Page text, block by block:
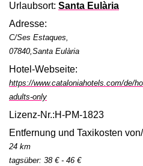
Urlaubsort: Santa Eulària
Adresse:
C/Ses Estaques,
07840,Santa Eulària
Hotel-Webseite:
https://www.cataloniahotels.com/de/
adults-only
Lizenz-Nr.:H-PM-1823
Entfernung und Taxikosten
24 km
tagsüber: 38 € - 46 €